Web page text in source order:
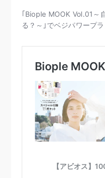
｢Biople MOOK Vol.01～
る？～｣でベジパワープ